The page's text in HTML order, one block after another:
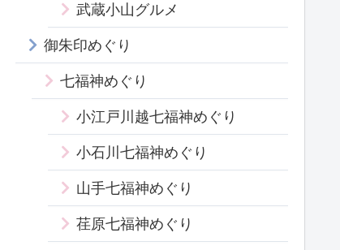
武蔵小山グルメ
御朱印めぐり
七福神めぐり
小江戸川越七福神めぐり
小石川七福神めぐり
山手七福神めぐり
荏原七福神めぐり